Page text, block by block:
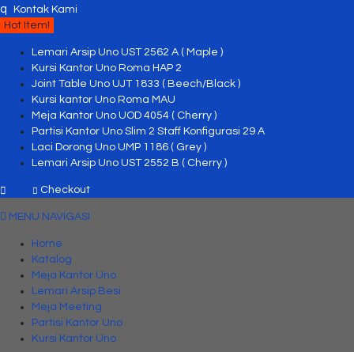
q
Kontak Kami
Hot Item!
Lemari Arsip Uno UST 2562 A ( Maple )
Kursi Kantor Uno Roma HAP 2
Joint Table Uno UJT 1833 ( Beech/Black )
Kursi kantor Uno Roma MAU
Meja Kantor Uno UOD 4054 ( Cherry )
Partisi Kantor Uno Slim 2 Staff Konfigurasi 29 A
Laci Dorong Uno UMP 1186 ( Grey )
Lemari Arsip Uno UST 2552 B ( Cherry )
Checkout
MENU NAVIGASI
Home
Katalog
Meja Kantor Uno
Lemari Arsip Besi
Meja Meeting
Partisi Kantor Uno
Kursi Kantor Uno